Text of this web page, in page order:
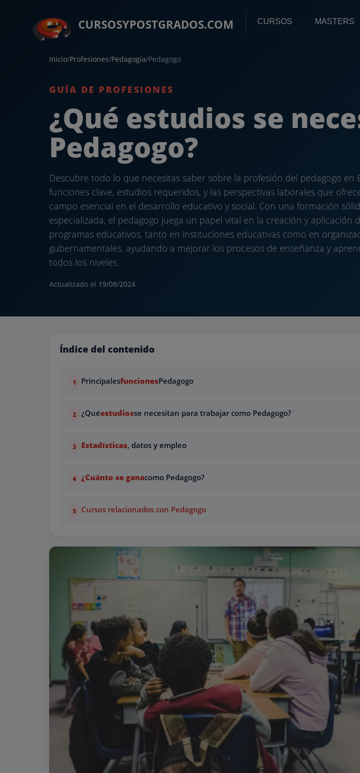
CURSOSYPOSTGRADOS.COM CURSOS MASTERS
Inicio/Profesiones/Pedagogía/Pedagogo
GUÍA DE PROFESIONES
¿Qué estudios se
Pedagogo?
Descubre todo lo que necesitas saber sobre la profesión del pedagogo en
funciones clave, estudios requeridos, y las perspectivas laborales que
campo esencial en el desarrollo educativo y social. Con una formación
especializada, el pedagogo juega un papel vital en la creación y aplicación
programas educativos, tanto en instituciones educativas como en
gubernamentales, ayudando a mejorar los procesos de enseñanza y
todos los niveles.
Actualizado el 19/08/2024
Índice del contenido
PrincipalesfuncionesPedagogo
¿Quéestudiosse necesitan para trabajar como Pedagogo?
Estadísticas, datos y empleo
¿Cuánto se ganacomo Pedagogo?
Cursos relacionados con Pedagogo